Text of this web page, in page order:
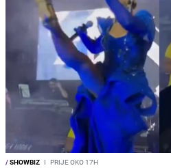
/SHOWBIZ I PRIJE OKO 17H